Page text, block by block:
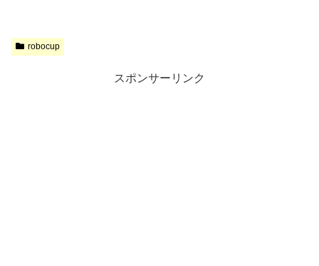
robocup
スポンサーリンク